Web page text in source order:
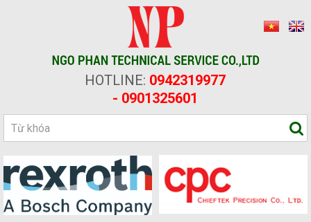
HOTLINE: 0942319977
- 0901325601